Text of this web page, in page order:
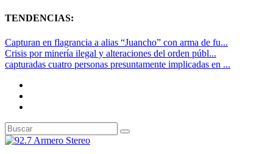
TENDENCIAS:
Capturan en flagrancia a alias “Juancho” con arma de fu...
Crisis por minería ilegal y alteraciones del orden públ...
capturadas cuatro personas presuntamente implicadas en ...